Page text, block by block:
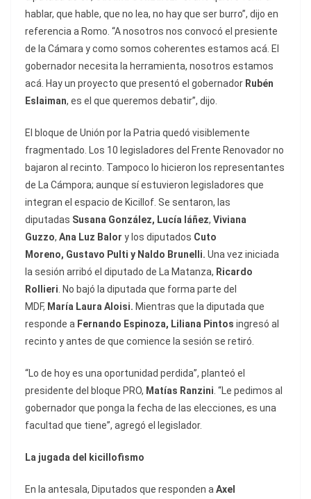
hablar, que hable, que no lea, no hay que ser burro”, dijo en
referencia a Romo. “A nosotros nos convocó el presiente
de la Cámara y como somos coherentes estamos acá. El
gobernador necesita la herramienta, nosotros estamos
acá. Hay un proyecto que presentó el gobernador Rubén
Eslaiman, es el que queremos debatir”, dijo.
El bloque de Unión por la Patria quedó visiblemente
fragmentado. Los 10 legisladores del Frente Renovador no
bajaron al recinto. Tampoco lo hicieron los representantes
de La Cámpora; aunque sí estuvieron legisladores que
integran el espacio de Kicillof. Se sentaron, las
diputadas Susana González, Lucía Iáñez, Viviana
Guzzo, Ana Luz Balor y los diputados Cuto
Moreno, Gustavo Pulti y Naldo Brunelli. Una vez iniciada
la sesión arribó el diputado de La Matanza, Ricardo
Rollieri. No bajó la diputada que forma parte del
MDF, María Laura Aloisi. Mientras que la diputada que
responde a Fernando Espinoza, Liliana Pintos ingresó al
recinto y antes de que comience la sesión se retiró.
“Lo de hoy es una oportunidad perdida”, planteó el
presidente del bloque PRO, Matías Ranzini. “Le pedimos al
gobernador que ponga la fecha de las elecciones, es una
facultad que tiene”, agregó el legislador.
La jugada del kicillofismo
En la antesala, Diputados que responden aAxel